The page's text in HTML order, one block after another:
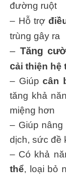
đường ruột
– Hỗ trợ
trùng gây ra
– Tăng
cải thiện hệ
– Giúpcân
tăng khả
miệng hơn
– Giúp
dịch, sức đề
– Có khả
thể, loại bỏ